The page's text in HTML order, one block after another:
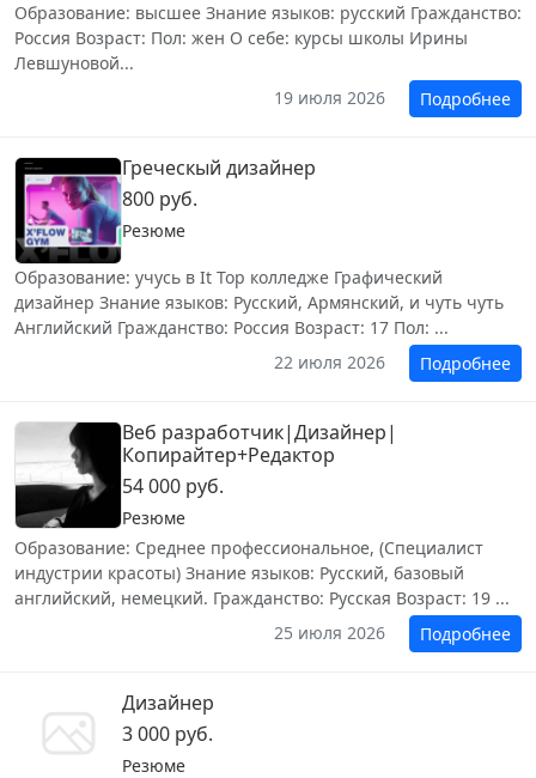
Образование: высшее Знание языков: русский Гражданство:
Россия Возраст: Пол: жен О себе: курсы школы Ирины
Левшуновой...
19 июля 2026
Подробнее
Греческый дизайнер
800 руб.
Резюме
Образование: учусь в It Top колледже Графический
дизайнер Знание языков: Русский, Армянский, и чуть чуть
Английский Гражданство: Россия Возраст: 17 Пол: ...
22 июля 2026
Подробнее
Веб разработчик|Дизайнер|
Копирайтер+Редактор
54 000 руб.
Резюме
Образование: Среднее профессиональное, (Специалист
индустрии красоты) Знание языков: Русский, базовый
английский, немецкий. Гражданство: Русская Возраст: 19 ...
25 июля 2026
Подробнее
Дизайнер
3 000 руб.
Резюме